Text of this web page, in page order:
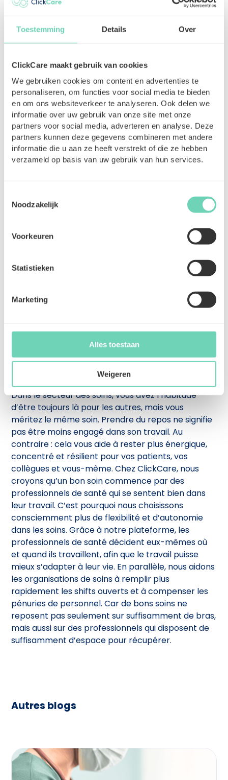
Toestemming Details Over
ClickCare maakt gebruik van cookies
We gebruiken cookies om content en advertenties te
personaliseren, om functies voor social media te bieden
en om ons websiteverkeer te analyseren. Ook delen we
informatie over uw gebruik van onze site met onze
partners voor social media, adverteren en analyse. Deze
partners kunnen deze gegevens combineren met andere
informatie die u aan ze heeft verstrekt of die ze hebben
verzameld op basis van uw gebruik van hun services.
Noodzakelijk
Voorkeuren
Statistieken
Marketing
Alles toestaan
Weigeren
train • écouter de la musique sur le chemin du
mettre votre téléphone de côté pendant un
moment • prendre un café en toute
soi ne doit pas être parfait ni spectaculaire.
De petites habitudes peuvent déjà faire une
grande différence lorsqu’elles sont
appliquées régulièrement.
Continuez à faire des choses qui vous donnent
de l’énergie Quand la charge de travail
augmente, nous supprimons souvent les
activités qui nous aident à nous ressourcer. Le
Pourtant, ce sont précisément ces éléments
qui sont essentiels pour rester en équilibre.
activités qui vous redonnent de l’énergie,
même si elles sont petites. Lire pendant une
créatif ou marcher un peu peut déjà vous
questions suivantes : • Qu’est-ce qui me
donne de l’énergie ? • Qu’est-ce qui me coûte
ajustements ?
Prendre soin des autres commence par
prendre soin de soi
Dans le secteur des soins, vous avez l’habitude
d’être toujours là pour les autres, mais vous
méritez le même soin. Prendre du repos ne signifie
pas être moins engagé dans son travail. Au
contraire : cela vous aide à rester plus énergique,
concentré et résilient pour vos patients, vos
collègues et vous-même. Chez ClickCare, nous
croyons qu’un bon soin commence par des
professionnels de santé qui se sentent bien dans
leur travail. C’est pourquoi nous choisissons
consciemment plus de flexibilité et d’autonomie
dans les soins. Grâce à notre plateforme, les
professionnels de santé décident eux-mêmes où
et quand ils travaillent, afin que le travail puisse
mieux s’adapter à leur vie. En parallèle, nous aidons
les organisations de soins à remplir plus
rapidement les shifts ouverts et à compenser les
pénuries de personnel. Car de bons soins ne
reposent pas seulement sur suffisamment de bras,
mais aussi sur des professionnels qui disposent de
suffisamment d’espace pour récupérer.
Autres blogs